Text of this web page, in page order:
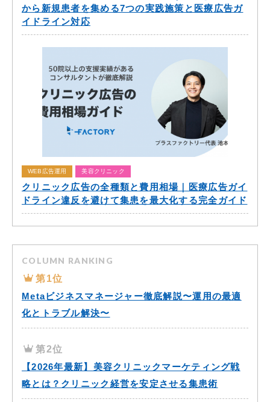
から新規患者を集める7つの実践施策と医療広告ガ
イドライン対応
WEB広告運用 美容クリニック
クリニック広告の全種類と費用相場｜医療広告ガイ
ドライン違反を避けて集患を最大化する完全ガイド
COLUMN RANKING
第1位
Metaビジネスマネージャー徹底解説〜運用の最適
化とトラブル解決〜
第2位
【2026年最新】美容クリニックマーケティング戦
略とは？クリニック経営を安定させる集患術